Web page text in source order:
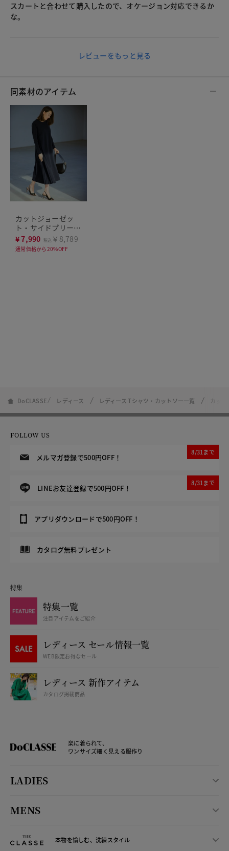
スカートと合わせて購入したので、オケージョン対応できるか
な。
レビューをもっと見る
同素材のアイテム
カットジョーゼッ
ト・サイドプリーツ
ワンピース
¥7,990 税込 ￥8,789
通常価格から20%OFF
DoCLASSE レディース レディース Tシャツ・カットソー一覧 カッ
FOLLOW US
メルマガ登録で500円OFF！
8/31まで
LINEお友達登録で500円OFF！
8/31まで
アプリダウンロードで500円OFF！
カタログ無料プレゼント
特集
特集一覧
注目アイテムをご紹介
レディース セール情報一覧
WEB限定お得なセール
レディース 新作アイテム
カタログ掲載商品
楽に着られて、
ワンサイズ細く見える服作り
LADIES
MENS
本物を愉しむ、洗練スタイル